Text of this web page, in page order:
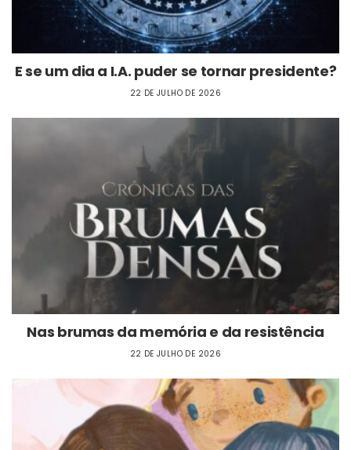
E se um dia a I.A. puder se tornar presidente?
22 DE JULHO DE 2026
Nas brumas da memória e da resistência
22 DE JULHO DE 2026